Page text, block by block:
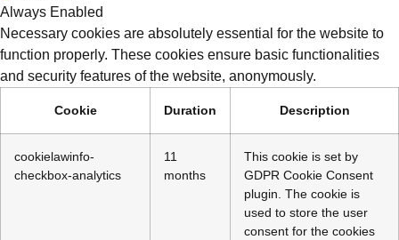
Always Enabled
Necessary cookies are absolutely essential for the website to
function properly. These cookies ensure basic functionalities
and security features of the website, anonymously.
Cookie Duration Description
cookielawinfo-
checkbox-analytics
11
months
This cookie is set by
GDPR Cookie Consent
plugin. The cookie is
used to store the user
consent for the cookies